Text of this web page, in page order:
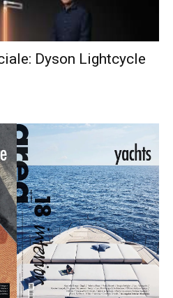
Dyson Lightcycle